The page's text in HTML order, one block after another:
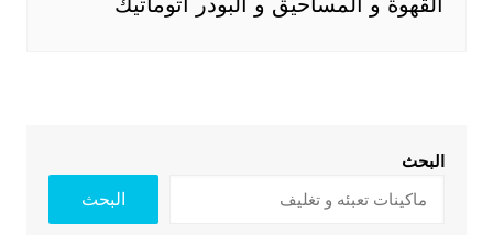
البحث
البحث